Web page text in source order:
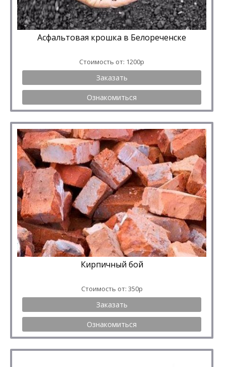
Асфальтовая крошка в Белореченске
Стоимость от: 1200р
Заказать
Ознакомиться
Кирпичный бой
Стоимость от: 350р
Заказать
Ознакомиться